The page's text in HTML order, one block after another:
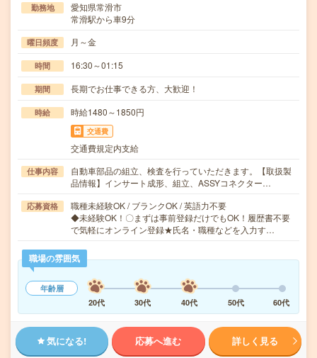
勤務地
愛知県常滑市
常滑駅から車9分
曜日頻度 月～金
時間 16:30～01:15
期間 長期でお仕事できる方、大歓迎！
時給 時給1480～1850円
交通費
交通費規定内支給
仕事内容
自動車部品の組立、検査を行っていただきます。【取扱製
品情報】インサート成形、組立、ASSYコネクター…
応募資格
職種未経験OK / ブランクOK / 英語力不要
◆未経験OK！〇まずは事前登録だけでもOK！履歴書不要
で気軽にオンライン登録★氏名・職種などを入力す…
職場の雰囲気
年齢層
20代
30代 40代 50代 60代
気になる! 応募へ進む 詳しく見る